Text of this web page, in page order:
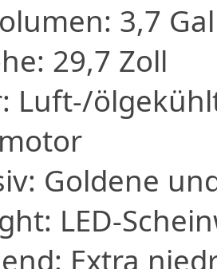
3,7
29,7 Zoll
Luft-/
Goldene
LED-
Extra